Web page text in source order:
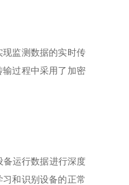
监测数据的实时传
过程中采用了加密
备运行数据进行深度
和识别设备的正常